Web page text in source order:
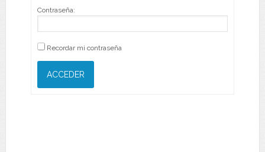
Contraseña:
Recordar mi contraseña
ACCEDER